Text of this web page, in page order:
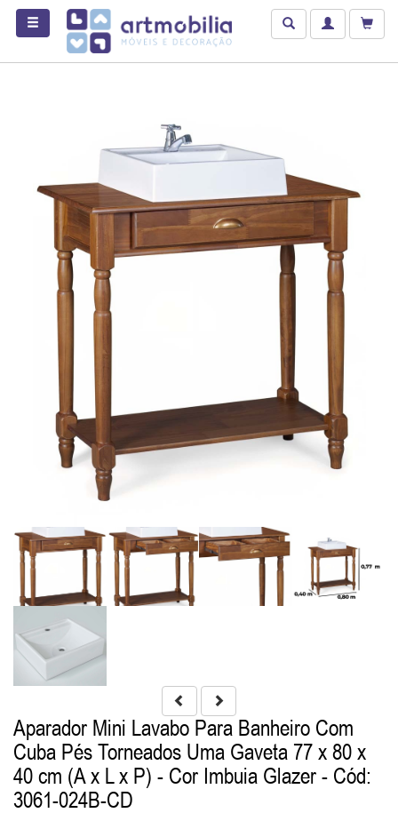
Aparador Mini Lavabo Para Banheiro Com
Cuba Pés Torneados Uma Gaveta 77 x 80 x
40 cm (A x L x P) - Cor Imbuia Glazer - Cód:
3061-024B-CD